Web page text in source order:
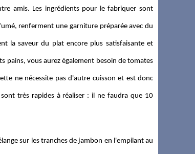
amis. Les ingrédients pour le fabriquer sont
renferment une garniture préparée avec du
la saveur du plat encore plus satisfaisante et
pains, vous aurez également besoin de tomates
ne nécessite pas d'autre cuisson et est donc
très rapides à réaliser : il ne faudra que 10
sur les tranches de jambon en l'empilant au